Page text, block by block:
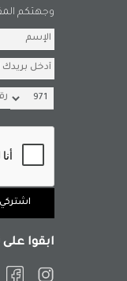
وجهتكم
ابقوا